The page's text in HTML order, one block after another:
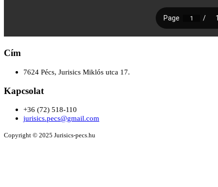
Cím
7624 Pécs, Jurisics Miklós utca 17.
Kapcsolat
+36 (72) 518-110
jurisics.pecs@gmail.com
Copyright © 2025 Jurisics-pecs.hu